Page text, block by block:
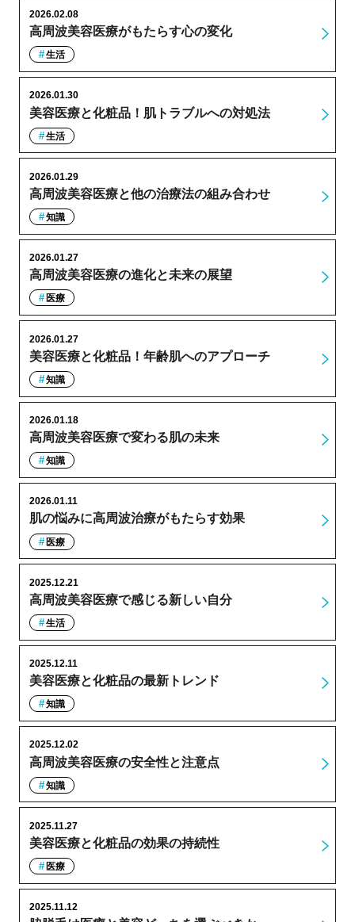
高周波美容医療がもたらす心の変化
2026.02.08
生活
美容医療と化粧品！肌トラブルへの対処法
2026.01.30
生活
高周波美容医療と他の治療法の組み合わせ
2026.01.29
知識
高周波美容医療の進化と未来の展望
2026.01.27
医療
美容医療と化粧品！年齢肌へのアプローチ
2026.01.27
知識
高周波美容医療で変わる肌の未来
2026.01.18
知識
肌の悩みに高周波治療がもたらす効果
2026.01.11
医療
高周波美容医療で感じる新しい自分
2025.12.21
生活
美容医療と化粧品の最新トレンド
2025.12.11
知識
高周波美容医療の安全性と注意点
2025.12.02
知識
美容医療と化粧品の効果の持続性
2025.11.27
医療
2025.11.12